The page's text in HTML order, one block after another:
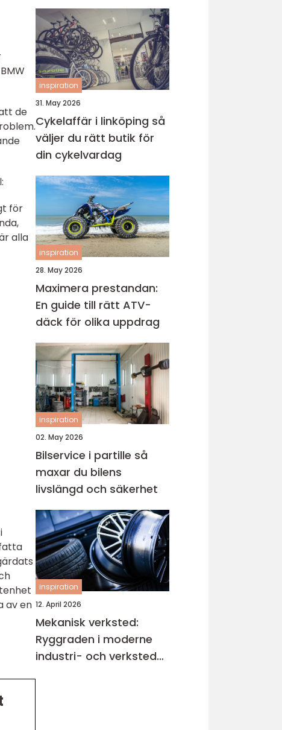
de
för
alla
av en
inspiration
31. May 2026
Cykelaffär i linköping så
väljer du rätt butik för
din cykelvardag
inspiration
28. May 2026
Maximera prestandan:
En guide till rätt ATV-
däck för olika uppdrag
inspiration
02. May 2026
Bilservice i partille så
maxar du bilens
livslängd och säkerhet
inspiration
12. April 2026
Mekanisk verksted:
Ryggraden i moderne
industri- och verksted-